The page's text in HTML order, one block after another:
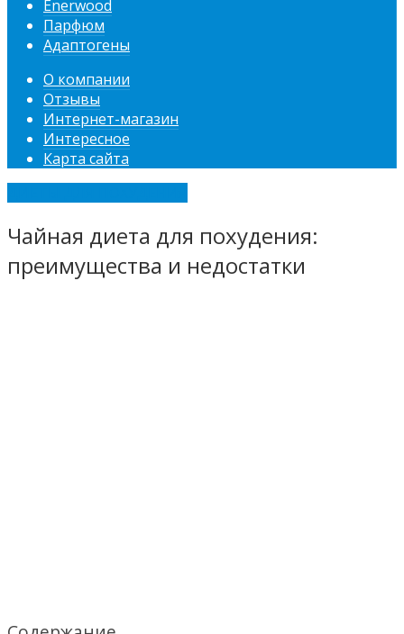
Enerwood
Парфюм
Адаптогены
О компании
Отзывы
Интернет-магазин
Интересное
Карта сайта
Чайная диета для похудения:
преимущества и недостатки